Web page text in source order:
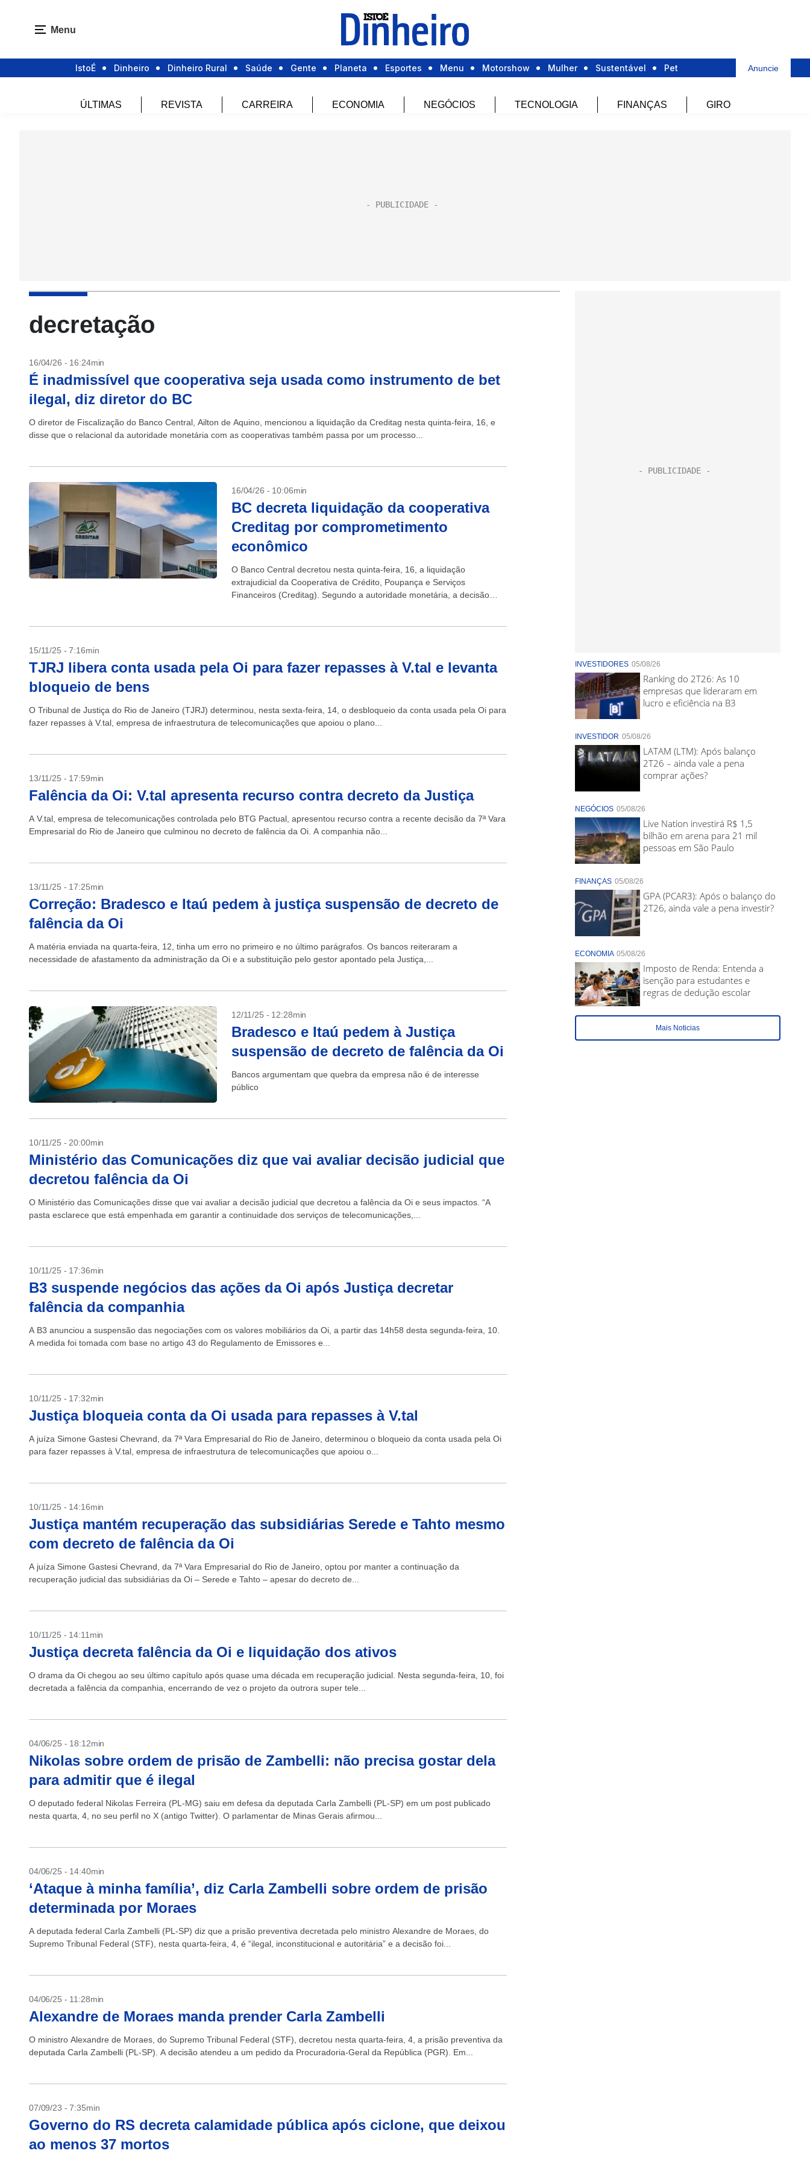
Menu
IstoÉ Dinheiro Dinheiro Rural Saúde Gente Planeta Esportes Menu Motorshow Mulher Sustentável Pet Anuncie
ÚLTIMAS REVISTA CARREIRA ECONOMIA NEGÓCIOS TECNOLOGIA FINANÇAS GIRO
decretação
16/04/26 - 16:24min
É inadmissível que cooperativa seja usada como instrumento de bet
ilegal, diz diretor do BC
O diretor de Fiscalização do Banco Central, Ailton de Aquino, mencionou a liquidação da Creditag nesta quinta-feira, 16, e
disse que o relacional da autoridade monetária com as cooperativas também passa por um processo...
16/04/26 - 10:06min
BC decreta liquidação da cooperativa
Creditag por comprometimento
econômico
O Banco Central decretou nesta quinta-feira, 16, a liquidação
extrajudicial da Cooperativa de Crédito, Poupança e Serviços
Financeiros (Creditag). Segundo a autoridade monetária, a decisão
15/11/25 - 7:16min
TJRJ libera conta usada pela Oi para fazer repasses à V.tal e levanta
bloqueio de bens
O Tribunal de Justiça do Rio de Janeiro (TJRJ) determinou, nesta sexta-feira, 14, o desbloqueio da conta usada pela Oi para
fazer repasses à V.tal, empresa de infraestrutura de telecomunicações que apoiou o plano...
13/11/25 - 17:59min
Falência da Oi: V.tal apresenta recurso contra decreto da Justiça
A V.tal, empresa de telecomunicações controlada pelo BTG Pactual, apresentou recurso contra a recente decisão da 7ª Vara
Empresarial do Rio de Janeiro que culminou no decreto de falência da Oi. A companhia não...
13/11/25 - 17:25min
Correção: Bradesco e Itaú pedem à justiça suspensão de decreto de
falência da Oi
A matéria enviada na quarta-feira, 12, tinha um erro no primeiro e no último parágrafos. Os bancos reiteraram a
necessidade de afastamento da administração da Oi e a substituição pelo gestor apontado pela Justiça,...
12/11/25 - 12:28min
Bradesco e Itaú pedem à Justiça
suspensão de decreto de falência da Oi
Bancos argumentam que quebra da empresa não é de interesse
público
10/11/25 - 20:00min
Ministério das Comunicações diz que vai avaliar decisão judicial que
decretou falência da Oi
O Ministério das Comunicações disse que vai avaliar a decisão judicial que decretou a falência da Oi e seus impactos. “A
pasta esclarece que está empenhada em garantir a continuidade dos serviços de telecomunicações,...
10/11/25 - 17:36min
B3 suspende negócios das ações da Oi após Justiça decretar
falência da companhia
A B3 anunciou a suspensão das negociações com os valores mobiliários da Oi, a partir das 14h58 desta segunda-feira, 10.
A medida foi tomada com base no artigo 43 do Regulamento de Emissores e...
10/11/25 - 17:32min
Justiça bloqueia conta da Oi usada para repasses à V.tal
A juíza Simone Gastesi Chevrand, da 7ª Vara Empresarial do Rio de Janeiro, determinou o bloqueio da conta usada pela Oi
para fazer repasses à V.tal, empresa de infraestrutura de telecomunicações que apoiou o...
10/11/25 - 14:16min
Justiça mantém recuperação das subsidiárias Serede e Tahto mesmo
com decreto de falência da Oi
A juíza Simone Gastesi Chevrand, da 7ª Vara Empresarial do Rio de Janeiro, optou por manter a continuação da
recuperação judicial das subsidiárias da Oi – Serede e Tahto – apesar do decreto de...
10/11/25 - 14:11min
Justiça decreta falência da Oi e liquidação dos ativos
O drama da Oi chegou ao seu último capítulo após quase uma década em recuperação judicial. Nesta segunda-feira, 10, foi
decretada a falência da companhia, encerrando de vez o projeto da outrora super tele...
04/06/25 - 18:12min
Nikolas sobre ordem de prisão de Zambelli: não precisa gostar dela
para admitir que é ilegal
O deputado federal Nikolas Ferreira (PL-MG) saiu em defesa da deputada Carla Zambelli (PL-SP) em um post publicado
nesta quarta, 4, no seu perfil no X (antigo Twitter). O parlamentar de Minas Gerais afirmou...
04/06/25 - 14:40min
‘Ataque à minha família’, diz Carla Zambelli sobre ordem de prisão
determinada por Moraes
A deputada federal Carla Zambelli (PL-SP) diz que a prisão preventiva decretada pelo ministro Alexandre de Moraes, do
Supremo Tribunal Federal (STF), nesta quarta-feira, 4, é “ilegal, inconstitucional e autoritária” e a decisão foi...
04/06/25 - 11:28min
Alexandre de Moraes manda prender Carla Zambelli
O ministro Alexandre de Moraes, do Supremo Tribunal Federal (STF), decretou nesta quarta-feira, 4, a prisão preventiva da
deputada Carla Zambelli (PL-SP). A decisão atendeu a um pedido da Procuradoria-Geral da República (PGR). Em...
07/09/23 - 7:35min
Governo do RS decreta calamidade pública após ciclone, que deixou
ao menos 37 mortos
INVESTIDORES 05/08/26
Ranking do 2T26: As 10
empresas que lideraram em
lucro e eficiência na B3
INVESTIDOR 05/08/26
LATAM (LTM): Após balanço
2T26 – ainda vale a pena
comprar ações?
NEGÓCIOS 05/08/26
Live Nation investirá R$ 1,5
bilhão em arena para 21 mil
pessoas em São Paulo
FINANÇAS 05/08/26
GPA (PCAR3): Após o balanço do
2T26, ainda vale a pena investir?
ECONOMIA 05/08/26
Imposto de Renda: Entenda a
isenção para estudantes e
regras de dedução escolar
Mais Noticias